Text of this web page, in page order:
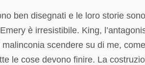
ben disegnati e le loro storie
è irresistibile. King,
scendere su di me,
le cose devono finire. La